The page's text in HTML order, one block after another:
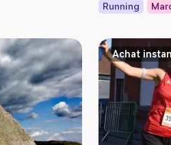
Running
Achat